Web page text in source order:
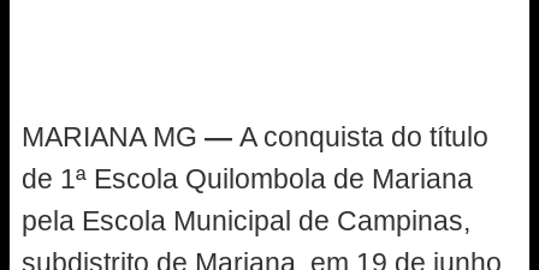
MARIANA MG — A conquista do título
de 1ª Escola Quilombola de Mariana
pela Escola Municipal de Campinas,
subdistrito de Mariana, em 19 de junho